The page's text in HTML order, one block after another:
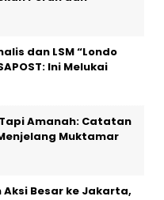
dan LSM “Londo
Ini Melukai
Amanah: Catatan
Muktamar
Aksi Besar ke Jakarta,